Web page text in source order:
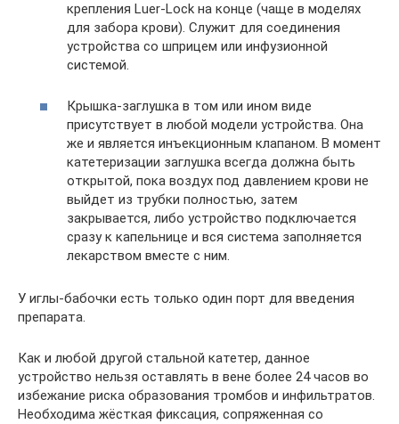
крепления Luer-Lock на конце (чаще в моделях
для забора крови). Служит для соединения
устройства со шприцем или инфузионной
системой.
Крышка-заглушка в том или ином виде
присутствует в любой модели устройства. Она
же и является инъекционным клапаном. В момент
катетеризации заглушка всегда должна быть
открытой, пока воздух под давлением крови не
выйдет из трубки полностью, затем
закрывается, либо устройство подключается
сразу к капельнице и вся система заполняется
лекарством вместе с ним.
У иглы-бабочки есть только один порт для введения
препарата.
Как и любой другой стальной катетер, данное
устройство нельзя оставлять в вене более 24 часов во
избежание риска образования тромбов и инфильтратов.
Необходима жёсткая фиксация, сопряженная со